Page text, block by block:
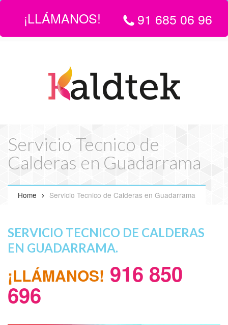
LLÁMANOS:916 850 696 | EMAIL
info@servicio-tecnico-de-
calderas-en-madrid.com
Servicio Tecnico de
Calderas en Guadarrama
Home Servicio Tecnico de Calderas en Guadarrama
SERVICIO TECNICO DE CALDERAS
EN GUADARRAMA.
¡LLÁMANOS! 916 850
696
¡LLÁMANOS! 91 685 06 96